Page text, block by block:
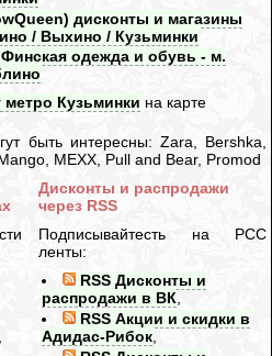
дисконты и магазины
/ Выхино / Кузьминки
одежда и обувь - м.
метро Кузьминки на карте
быть интересны: Zara, Bershka,
MEXX, Pull and Bear, Promod
Дисконты и распродажи
через RSS
Подписывайтесть на РСС
ленты:
RSS Дисконты и
распродажи в ВК,
RSS Акции и скидки в
Адидас-Рибок,